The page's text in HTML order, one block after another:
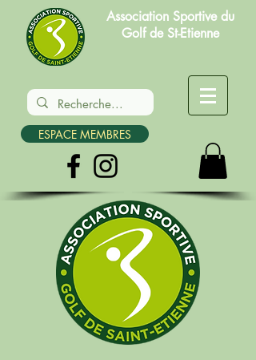
Association Sportive du
Golf de St-Etienne
ESPACE MEMBRES